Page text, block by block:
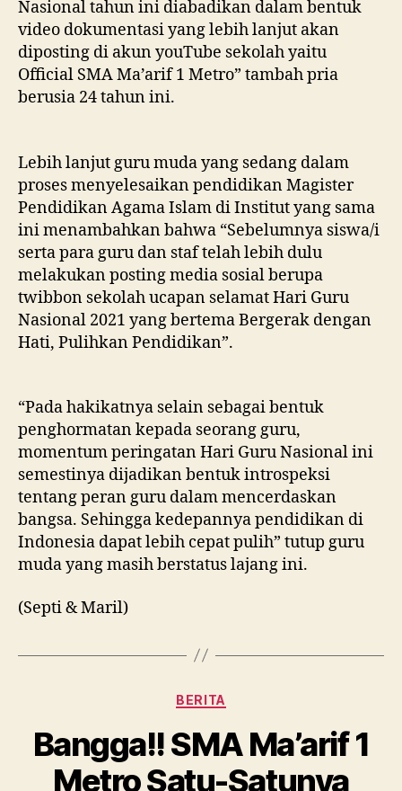
Nasional tahun ini diabadikan dalam bentuk
video dokumentasi yang lebih lanjut akan
diposting di akun youTube sekolah yaitu
Official SMA Ma’arif 1 Metro” tambah pria
berusia 24 tahun ini.
Lebih lanjut guru muda yang sedang dalam
proses menyelesaikan pendidikan Magister
Pendidikan Agama Islam di Institut yang sama
ini menambahkan bahwa “Sebelumnya siswa/i
serta para guru dan staf telah lebih dulu
melakukan posting media sosial berupa
twibbon sekolah ucapan selamat Hari Guru
Nasional 2021 yang bertema Bergerak dengan
Hati, Pulihkan Pendidikan”.
“Pada hakikatnya selain sebagai bentuk
penghormatan kepada seorang guru,
momentum peringatan Hari Guru Nasional ini
semestinya dijadikan bentuk introspeksi
tentang peran guru dalam mencerdaskan
bangsa. Sehingga kedepannya pendidikan di
Indonesia dapat lebih cepat pulih” tutup guru
muda yang masih berstatus lajang ini.
(Septi & Maril)
Kategori
BERITA
Bangga!! SMA Ma’arif 1
Metro Satu-Satunya